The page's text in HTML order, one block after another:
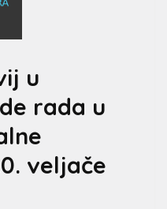
u
rada u
veljače